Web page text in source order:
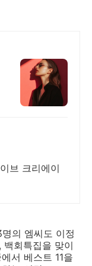
브 크리에이
의 엠씨도 이정
회특집을 맞이
서 베스트 11을